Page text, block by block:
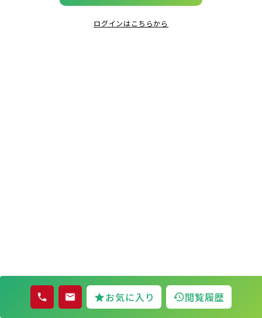
お気に入り 閲覧履歴
ログインはこちらから